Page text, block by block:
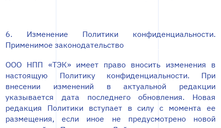
6. Изменение Политики конфиденциальности.
Применимое законодательство
ООО НПП «ТЭК» имеет право вносить изменения в
настоящую Политику конфиденциальности. При
внесении изменений в актуальной редакции
указывается дата последнего обновления. Новая
редакция Политики вступает в силу с момента ее
размещения, если иное не предусмотрено новой